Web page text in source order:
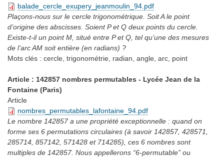
balade_cercle_exupery_jeanmoulin_94.pdf
Plaçons-nous sur le cercle trigonométrique. Soit A le point
d’origine des abscisses. Soient P et Q deux points du cercle.
Existe-t-il un point M, situé entre P et Q, tel qu’une des mesures
de l’arc AM soit entière (en radians) ?
Mots clés : cercle, trigonométrie, radian, angle, arc, point
Article : 142857 nombres permutables - Lycée Jean de la
Fontaine (Paris)
Article
nombres_permutables_lafontaine_94.pdf
Le nombre 142857 a une propriété exceptionnelle : quand on
forme ses 6 permutations circulaires (à savoir 142857, 428571,
285714, 857142, 571428 et 714285), ces 6 nombres sont
multiples de 142857. Nous appellerons “6-permutable” ou